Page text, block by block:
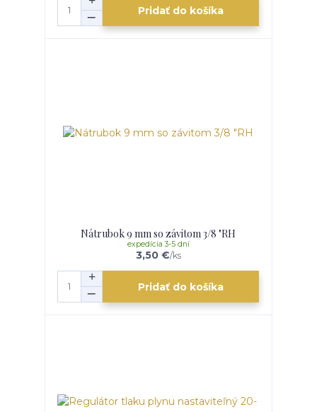
Pridať do košíka
Nátrubok 9 mm so závitom 3/8 "RH
3,50 €/ks
expedícia 3-5 dní
Pridať do košíka